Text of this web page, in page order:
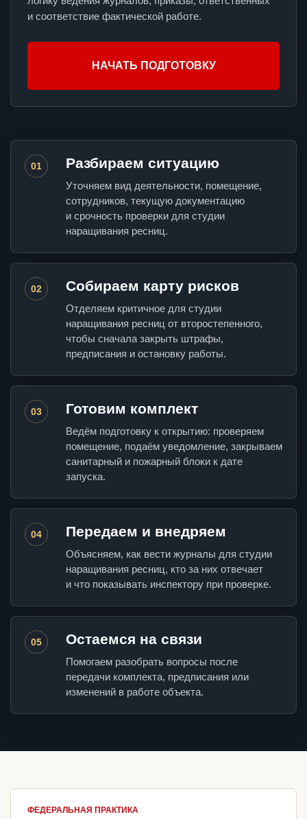
и соответствие фактической работе.
НАЧАТЬ ПОДГОТОВКУ
01 Разбираем ситуацию
Уточняем вид деятельности, помещение,
сотрудников, текущую документацию
и срочность проверки для студии
наращивания ресниц.
02 Собираем карту рисков
Отделяем критичное для студии
наращивания ресниц от второстепенного,
чтобы сначала закрыть штрафы,
предписания и остановку работы.
03 Готовим комплект
Ведём подготовку к открытию: проверяем
помещение, подаём уведомление, закрываем
санитарный и пожарный блоки к дате
запуска.
04 Передаем и внедряем
Объясняем, как вести журналы для студии
наращивания ресниц, кто за них отвечает
и что показывать инспектору при проверке.
05 Остаемся на связи
Помогаем разобрать вопросы после
передачи комплекта, предписания или
изменений в работе объекта.
ФЕДЕРАЛЬНАЯ ПРАКТИКА